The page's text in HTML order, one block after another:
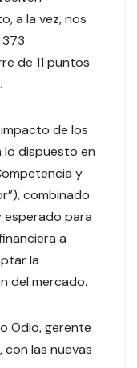
a la vez, nos
de 11 puntos
de los
lo dispuesto en
y
combinado
esperado para
a
la
del mercado.
Odio, gerente
con las nuevas